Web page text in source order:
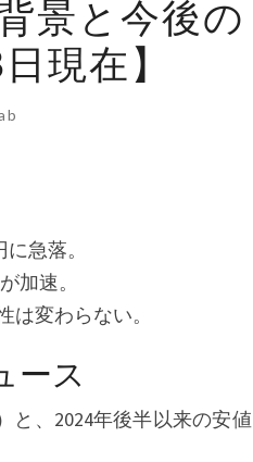
景と今後の
現在】
急落。
加速。
変わらない。
ース
と、2024年後半以来の安値